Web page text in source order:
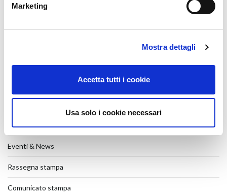
Marketing
Mostra dettagli
Accetta tutti i cookie
Usa solo i cookie necessari
27 Luglio 2026
31 Marzo 2026
26 Gennaio 2026
CATEGORIE
Eventi & News
Rassegna stampa
Comunicato stampa